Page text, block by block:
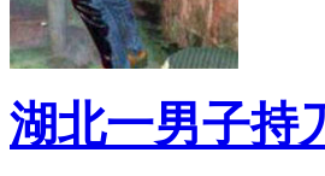
湖北一男子持